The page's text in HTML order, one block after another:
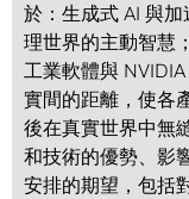
於：生成式 AI 與
理世界的主動智慧
工業軟體與
實間的距離，使各
後在真實世界中無
和技術的優勢、影
安排的期望，包括